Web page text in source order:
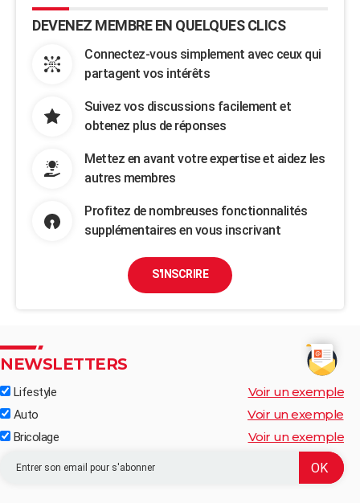
DEVENEZ MEMBRE EN QUELQUES CLICS
Connectez-vous simplement avec ceux qui
partagent vos intérêts
Suivez vos discussions facilement et
obtenez plus de réponses
Mettez en avant votre expertise et aidez les
autres membres
Profitez de nombreuses fonctionnalités
supplémentaires en vous inscrivant
S'INSCRIRE
NEWSLETTERS
Lifestyle Voir un exemple
Auto Voir un exemple
Bricolage Voir un exemple